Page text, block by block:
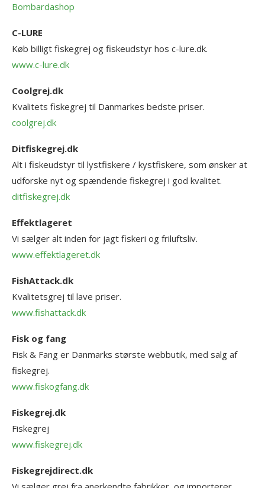
Bombardashop
C-LURE
Køb billigt fiskegrej og fiskeudstyr hos c-lure.dk.
www.c-lure.dk
Coolgrej.dk
Kvalitets fiskegrej til Danmarkes bedste priser.
coolgrej.dk
Ditfiskegrej.dk
Alt i fiskeudstyr til lystfiskere / kystfiskere, som ønsker at
udforske nyt og spændende fiskegrej i god kvalitet.
ditfiskegrej.dk
Effektlageret
Vi sælger alt inden for jagt fiskeri og friluftsliv.
www.effektlageret.dk
FishAttack.dk
Kvalitetsgrej til lave priser.
www.fishattack.dk
Fisk og fang
Fisk & Fang er Danmarks største webbutik, med salg af
fiskegrej.
www.fiskogfang.dk
Fiskegrej.dk
Fiskegrej
www.fiskegrej.dk
Fiskegrejdirect.dk